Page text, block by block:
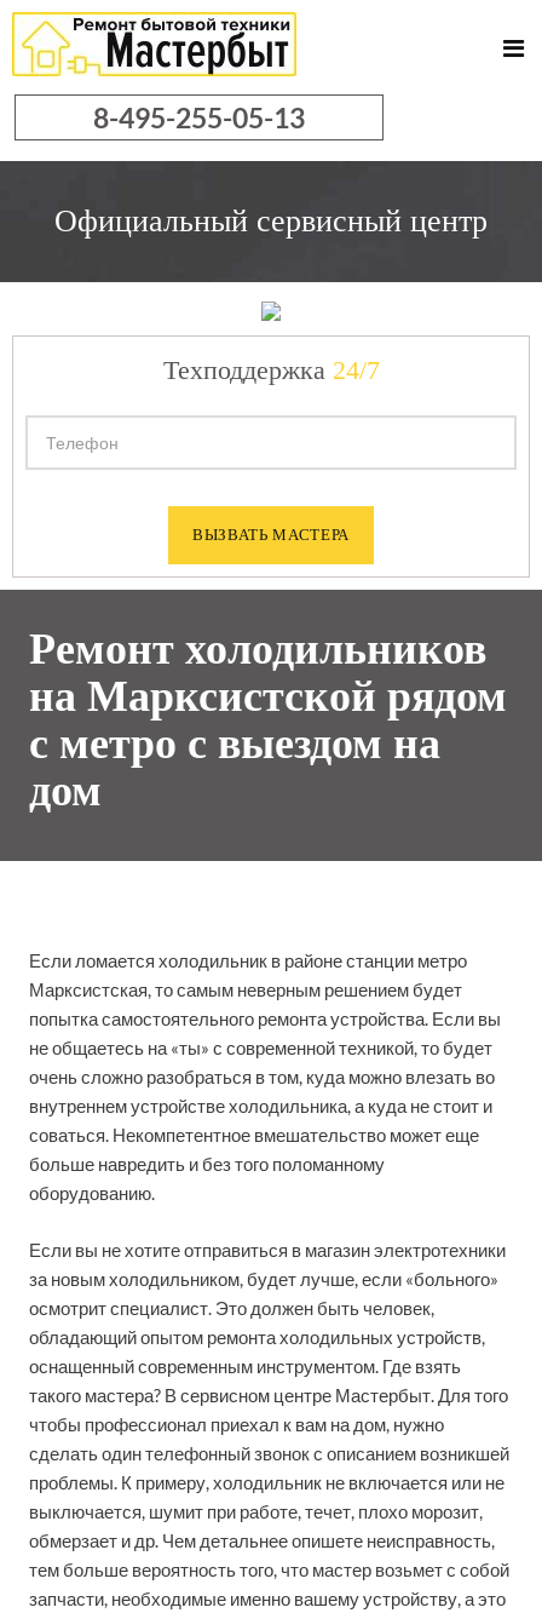
8-495-255-05-13
Официальный сервисный центр
Техподдержка 24/7
Ремонт холодильников
на Марксистской рядом
с метро с выездом на
дом
Если ломается холодильник в районе станции метро
Марксистская, то самым неверным решением будет
попытка самостоятельного ремонта устройства. Если вы
не общаетесь на «ты» с современной техникой, то будет
очень сложно разобраться в том, куда можно влезать во
внутреннем устройстве холодильника, а куда не стоит и
соваться. Некомпетентное вмешательство может еще
больше навредить и без того поломанному
оборудованию.
Если вы не хотите отправиться в магазин электротехники
за новым холодильником, будет лучше, если «больного»
осмотрит специалист. Это должен быть человек,
обладающий опытом ремонта холодильных устройств,
оснащенный современным инструментом. Где взять
такого мастера? В сервисном центре Мастербыт. Для того
чтобы профессионал приехал к вам на дом, нужно
сделать один телефонный звонок с описанием возникшей
проблемы. К примеру, холодильник не включается или не
выключается, шумит при работе, течет, плохо морозит,
обмерзает и др. Чем детальнее опишете неисправность,
тем больше вероятность того, что мастер возьмет с собой
запчасти, необходимые именно вашему устройству, а это